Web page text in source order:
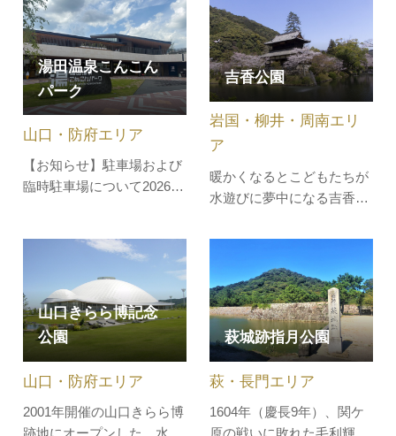
突入！整備されていない道
を進み、光無き洞窟の奥深
くへ。足元には険しい岩
場。響くのは呼吸 と水の
音だけ....。地上からは想像
な地底への冒…
た、世界でも類のないミク
ロ生物（原生動物）を観察
できる施設が…
湯田温泉こんこん
パーク
【お知らせ】駐車場および
臨時駐車場について2026年
記基本情報内、駐車場をご
確認ください＼2025年6月1
日新規オープン！／湯田温
泉エリアに位置し、温泉や
健康、交流、自然とのふれ
地域の拠…
山口・防府エリア
吉香公園
暖かくなるとこどもたちが
水遊びに夢中になる吉香公
の居館を整備した歴史公園
して一般公開され、市民の
憩いの場になりました。大
きくアーチ状に放水される
中央の大噴水には、虹がか
た花壇で…
岩国・柳井・周南エリ
ア
山口きらら博記念
公園
2001年開催の山口きらら博
山口・防府エリア
萩城跡指月公園
1604年（慶長9年）、関ケ
萩・長門エリア